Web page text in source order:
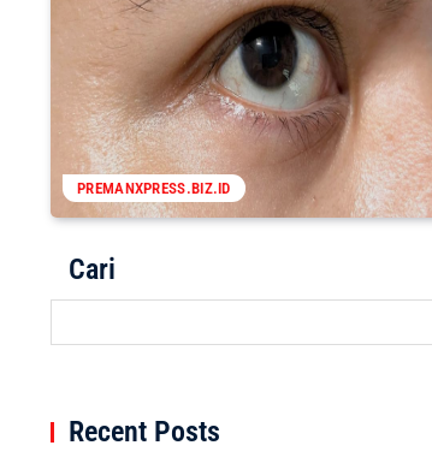
PREMANXPRESS.BIZ.ID
Cari
Recent Posts